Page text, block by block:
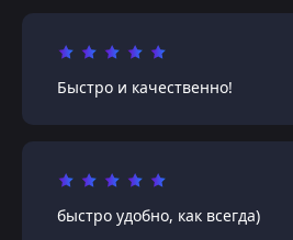
Быстро и качественно!
быстро удобно, как всегда)